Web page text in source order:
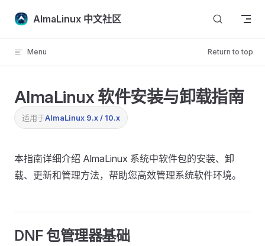
Skip to content
AlmaLinux 中文社区
Menu Return to top
AlmaLinux 软件安装与卸载指南
适用于AlmaLinux 9.x / 10.x
本指南详细介绍 AlmaLinux 系统中软件包的安装、卸
载、更新和管理方法，帮助您高效管理系统软件环境。
DNF 包管理器基础